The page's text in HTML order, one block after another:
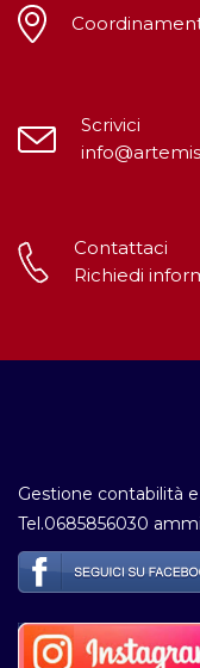
Scrivici
Contattaci
Richiedi
Gestione contabilità
Tel.0685856030